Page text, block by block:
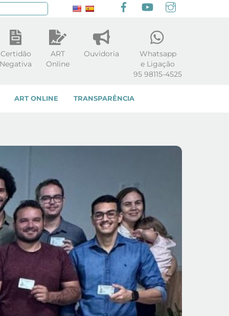
ART ONLINE TRANSPARÊNCIA
Certidão
Negativa
ART
Online
Ouvidoria
Whatsapp
e Ligação
95 98115-4525